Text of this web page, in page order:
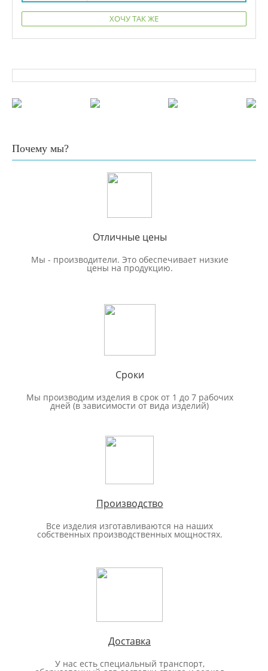
ХОЧУ ТАК ЖЕ
Почему мы?
Отличные цены
Мы - производители. Это обеспечивает низкие
цены на продукцию.
Сроки
Мы производим изделия в срок от 1 до 7 рабочих
дней (в зависимости от вида изделий)
Производство
Все изделия изготавливаются на наших
собственных производственных мощностях.
Доставка
У нас есть специальный транспорт,